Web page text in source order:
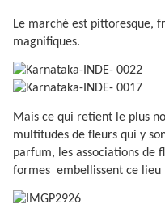
Le marché est pittoresque,
magnifiques.
Mais ce qui retient le plus
multitudes de fleurs qui y
parfum, les associations de
formes embellissent ce lieu